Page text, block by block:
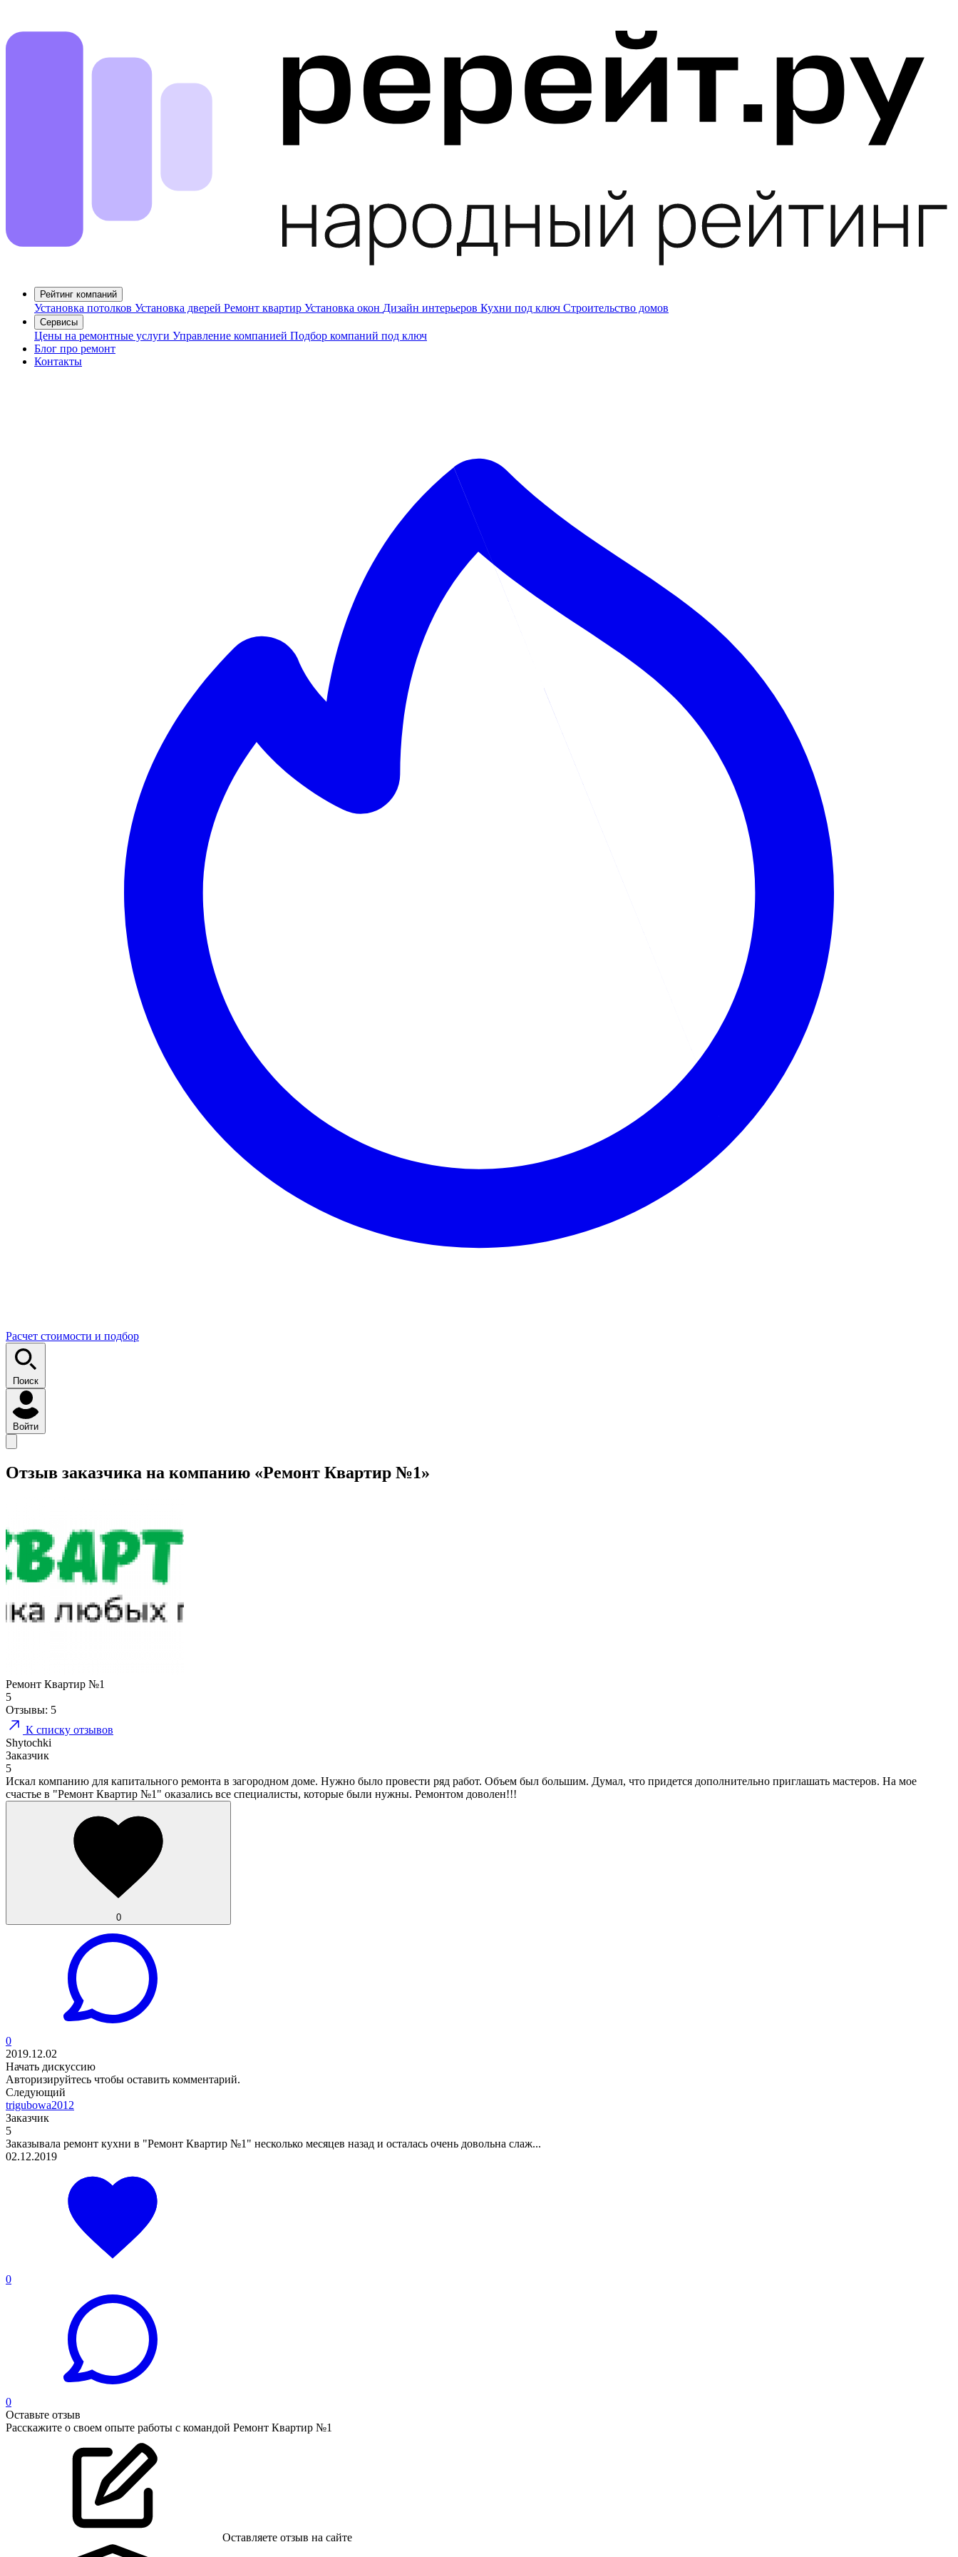
Рейтинг компаний
Установка потолков Установка дверей Ремонт квартир Установка окон Дизайн интерьеров Кухни под ключ Строительство домов
Сервисы
Цены на ремонтные услуги Управление компанией Подбор компаний под ключ
Блог про ремонт
Контакты
Расчет стоимости и подбор
Поиск
Войти
Отзыв заказчика на компанию «Ремонт Квартир №1»
Ремонт Квартир №1
5
Отзывы: 5
К списку отзывов
Shytochki
Заказчик
5
Искал компанию для капитального ремонта в загородном доме. Нужно было провести ряд работ. Объем был большим. Думал, что придется дополнительно приглашать мастеров. На мое
счастье в "Ремонт Квартир №1" оказались все специалисты, которые были нужны. Ремонтом доволен!!!
0
0
2019.12.02
Начать дискуссию
Авторизируйтесь чтобы оставить комментарий.
Следующий
trigubowa2012
Заказчик
5
Заказывала ремонт кухни в "Ремонт Квартир №1" несколько месяцев назад и осталась очень довольна слаж...
02.12.2019
0
0
Оставьте отзыв
Расскажите о своем опыте работы с командой Ремонт Квартир №1
Оставляете отзыв на сайте